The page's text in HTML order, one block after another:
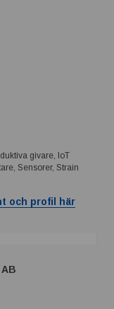
givare, IoT
Sensorer, Strain
och profil här